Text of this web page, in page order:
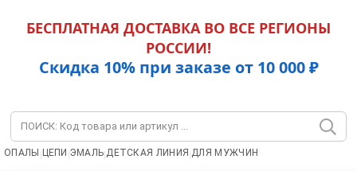
БЕСПЛАТНАЯ ДОСТАВКА ВО ВСЕ РЕГИОНЫ
РОССИИ!
Скидка 10% при заказе от 10 000 ₽
ОПАЛЫ | ЦЕПИ |ЭМАЛЬ|ДЕТСКАЯ ЛИНИЯ |ДЛЯ МУЖЧИН